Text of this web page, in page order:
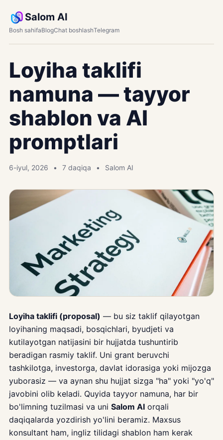
Salom AI
Bosh sahifaBlogChat boshlashTelegram
Loyiha taklifi
namuna — tayyor
shablon va AI
promptlari
6-iyul, 2026 7 daqiqa Salom AI
Loyiha taklifi (proposal) — bu siz taklif qilayotgan
loyihaning maqsadi, bosqichlari, byudjeti va
kutilayotgan natijasini bir hujjatda tushuntirib
beradigan rasmiy taklif. Uni grant beruvchi
tashkilotga, investorga, davlat idorasiga yoki mijozga
yuborasiz — va aynan shu hujjat sizga "ha" yoki "yo'q"
javobini olib keladi. Quyida tayyor namuna, har bir
bo'limning tuzilmasi va uni Salom AI orqali
daqiqalarda yozdirish yo'lini beramiz. Maxsus
konsultant ham, ingliz tilidagi shablon ham kerak